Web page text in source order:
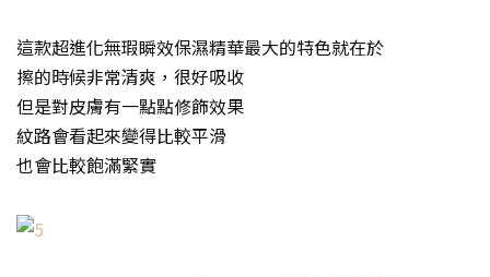
這款超進化無瑕瞬效保濕精華最大的特色就在於
擦的時候非常清爽，很好吸收
但是對皮膚有一點點修飾效果
紋路會看起來變得比較平滑
也會比較飽滿緊實